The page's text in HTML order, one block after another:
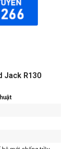
Jack R130